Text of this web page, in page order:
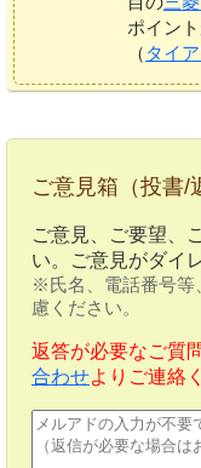
ポイン
（ タイ
ご意見箱（投書/
ご意見、ご要望、
い。ご意見がダイ
※氏名、電話番号等
慮ください。
返答が必要なご質
合わせよりご連絡